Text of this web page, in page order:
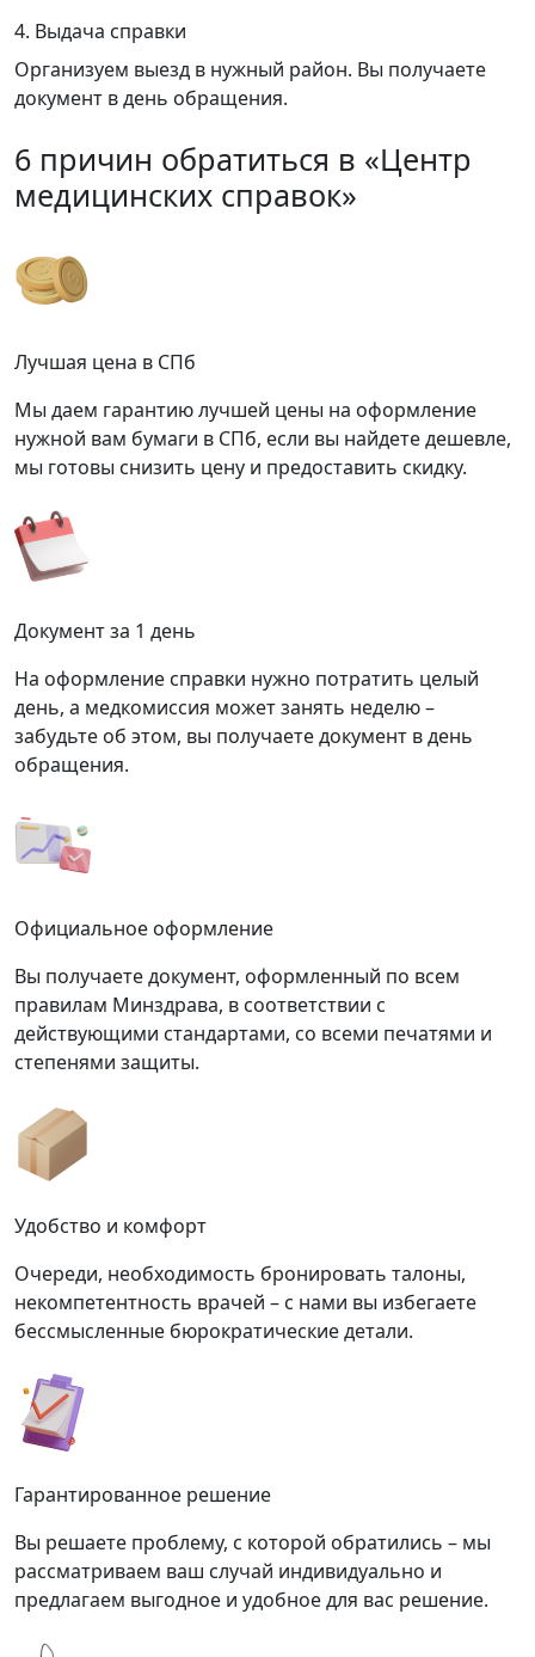
4. Выдача справки
Организуем выезд в нужный район. Вы получаете
документ в день обращения.
6 причин обратиться в «Центр
медицинских справок»
Лучшая цена в СПб
Мы даем гарантию лучшей цены на оформление
нужной вам бумаги в СПб, если вы найдете дешевле,
мы готовы снизить цену и предоставить скидку.
Документ за 1 день
На оформление справки нужно потратить целый
день, а медкомиссия может занять неделю –
забудьте об этом, вы получаете документ в день
обращения.
Официальное оформление
Вы получаете документ, оформленный по всем
правилам Минздрава, в соответствии с
действующими стандартами, со всеми печатями и
степенями защиты.
Удобство и комфорт
Очереди, необходимость бронировать талоны,
некомпетентность врачей – с нами вы избегаете
бессмысленные бюрократические детали.
Гарантированное решение
Вы решаете проблему, с которой обратились – мы
рассматриваем ваш случай индивидуально и
предлагаем выгодное и удобное для вас решение.